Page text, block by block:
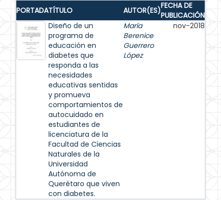
PORTADATÍTULO AUTOR(ES)FECHA DE
PUBLICACIÓN
Diseño de un
programa de
educación en
diabetes que
responda a las
necesidades
educativas sentidas
y promueva
comportamientos de
autocuidado en
estudiantes de
licenciatura de la
Facultad de Ciencias
Naturales de la
Universidad
Autónoma de
Querétaro que viven
con diabetes.
María
Berenice
Guerrero
López
nov-2018